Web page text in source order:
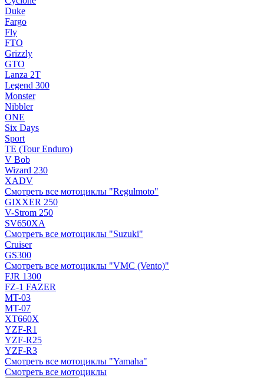
Duke
Fargo
Fly
FTO
Grizzly
GTO
Lanza 2T
Legend 300
Monster
Nibbler
ONE
Six Days
Sport
TE (Tour Enduro)
V Bob
Wizard 230
XADV
Смотреть все мотоциклы "Regulmoto"
GIXXER 250
V-Strom 250
SV650XA
Смотреть все мотоциклы "Suzuki"
Cruiser
GS300
Смотреть все мотоциклы "VMC (Vento)"
FJR 1300
FZ-1 FAZER
MT-03
MT-07
XT660X
YZF-R1
YZF-R25
YZF-R3
Смотреть все мотоциклы "Yamaha"
Смотреть все мотоциклы